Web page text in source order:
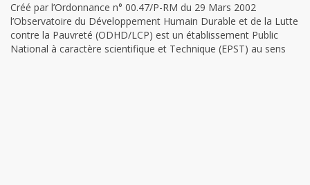
Créé par l’Ordonnance n° 00.47/P-RM du 29 Mars 2002
l’Observatoire du Développement Humain Durable et de la Lutte
contre la Pauvreté (ODHD/LCP) est un établissement Public
National à caractère scientifique et Technique (EPST) au sens